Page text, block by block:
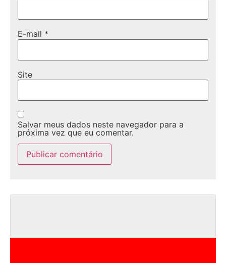
E-mail *
Site
Salvar meus dados neste navegador para a
próxima vez que eu comentar.